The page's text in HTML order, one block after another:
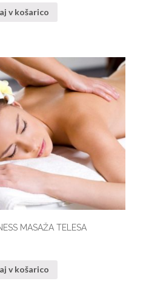
v košarico
MASAŽA TELESA
v košarico